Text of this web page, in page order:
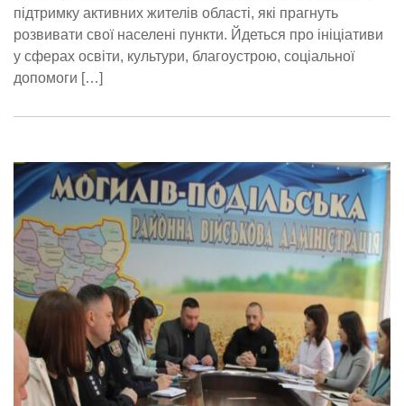
підтримку активних жителів області, які прагнуть
розвивати свої населені пункти. Йдеться про ініціативи
у сферах освіти, культури, благоустрою, соціальної
допомоги […]